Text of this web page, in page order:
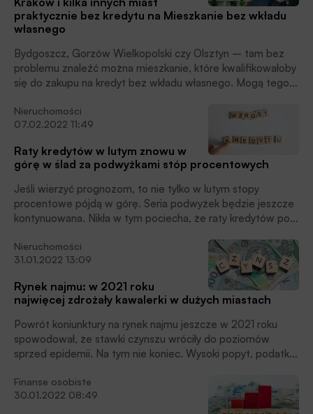
praktycznie bez kredytu na Mieszkanie bez wkładu
własnego
Bydgoszcz, Gorzów Wielkopolski czy Olsztyn – tam bez
problemu znaleźć można mieszkanie, które kwalifikowałoby
się do zakupu na kredyt bez wkładu własnego. Mogą tego
takie oferty trudno. Przynajmniej dziś.
Nieruchomości
07.02.2022 11:49
Raty kredytów w lutym znowu w
górę w ślad za podwyżkami stóp procentowych
Jeśli wierzyć prognozom, to nie tylko w lutym stopy
procentowe pójdą w górę. Seria podwyżek będzie jeszcze
kontynuowana. Nikła w tym pociecha, że raty kredytów po
15%.
Nieruchomości
31.01.2022 13:09
Rynek najmu: w 2021 roku
najwięcej zdrożały kawalerki w dużych miastach
Powrót koniunktury na rynek najmu jeszcze w 2021 roku
spowodował, że stawki czynszu wróciły do poziomów
sprzed epidemii. Na tym nie koniec. Wysoki popyt, podatki i
Turek.
Finanse osobiste
30.01.2022 08:49